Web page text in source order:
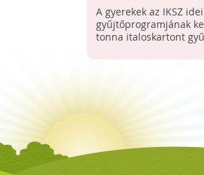
A gyerekek az IKSZ
gyűjtőprogramjának
tonna italoskartont